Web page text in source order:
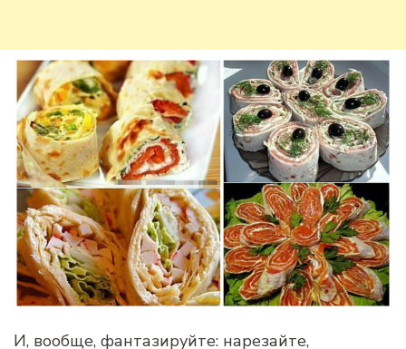
И, вообще, фантазируйте: нарезайте,